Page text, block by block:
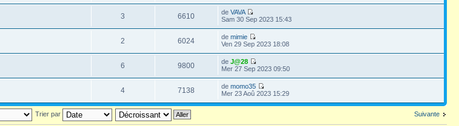
3 6610 deVAVA
Sam 30 Sep 2023 15:43
2 6024 demimie
Ven 29 Sep 2023 18:08
6 9800 deJ@28
Mer 27 Sep 2023 09:50
4 7138 demomo35
Mer 23 Aoû 2023 15:29
Suivante
Trier par